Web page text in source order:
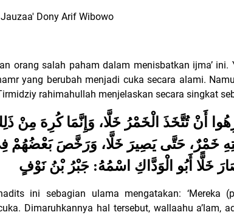
Dony Arif Wibowo
orang salah paham dalam menisbatkan ijma’
yang berubah menjadi cuka secara alami.
rahimahullah menjelaskan secara singkat
أَنْ تُتَّخَذَ الْخَمْرُ خَلَّا، وَإِنَّمَا كُرِهَ مِنْ
خَمْرٌ، حَتَّى يَصِيرَ خَلَّا، وَرَخَّصَ بَعْضُهُمْ
خَلًّا أَبُو الْوَدَّاكِ اسْمُهُ: جَبْرُ بْنُ نَوْفٍ
ini sebagian ulama mengatakan: ‘Mereka
Dimaruhkannya hal tersebut, wallaahu a’lam,